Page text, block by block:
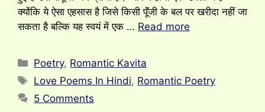
क्योंकि ये ऐसा एहसास है जिसे किसी पूॅंजी के बल पर खरीदा नहीं जा
सकता है बल्कि यह स्वयं में एक … Read more
Categories
Poetry, Romantic Kavita
Tags
Love Poems In Hindi, Romantic Poetry
5 Comments